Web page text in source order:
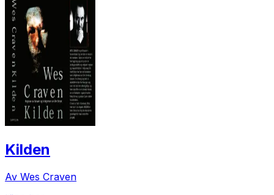
Kilden
Av Wes Craven